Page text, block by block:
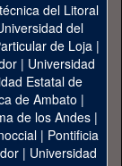
del Litoral
del
de Loja|
| Universidad
Estatal de
de Ambato |
de los Andes|
| Pontificia
| Universidad